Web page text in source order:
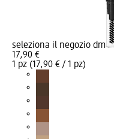
seleziona il negozio dm
17,90 €
1 pz (17,90 € / 1 pz)